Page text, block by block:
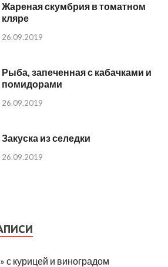
Жареная скумбрия в томатном
кляре
26.09.2019
Рыба, запеченная с кабачками и
помидорами
26.09.2019
Закуска из селедки
26.09.2019
курицей и виноградом